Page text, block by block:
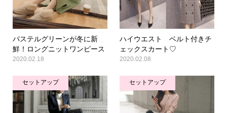
パステルグリーンが冬に新
鮮！ロングニットワンピース
2020.02.18
ハイウエスト ベルト付きチ
ェックスカート♡
2020.02.08
セットアップ セットアップ